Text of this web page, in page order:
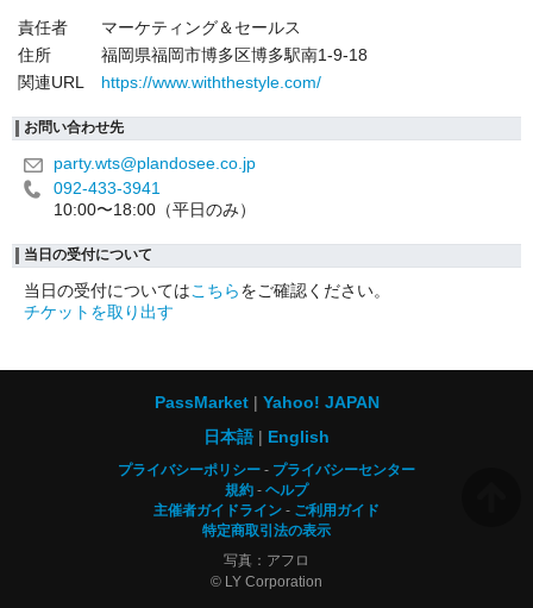
責任者
マーケティング＆セールス
住所
福岡県福岡市博多区博多駅南1-9-18
関連URL
https://www.withthestyle.com/
お問い合わせ先
party.wts@plandosee.co.jp
092-433-3941
10:00〜18:00（平日のみ）
当日の受付について
当日の受付についてはこちらをご確認ください。
チケットを取り出す
PassMarket
Yahoo! JAPAN
日本語
English
プライバシーポリシー
プライバシーセンター
規約
ヘルプ
主催者ガイドライン
ご利用ガイド
特定商取引法の表示
写真：アフロ
© LY Corporation